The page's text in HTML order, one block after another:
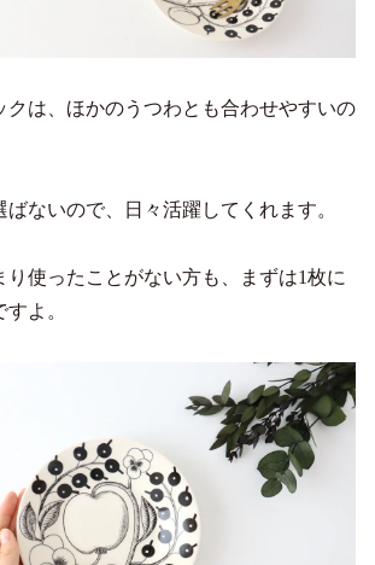
クは、ほかのうつわとも合わせやすいの
ないので、日々活躍してくれます。
り使ったことがない方も、まずは1枚に
よ。